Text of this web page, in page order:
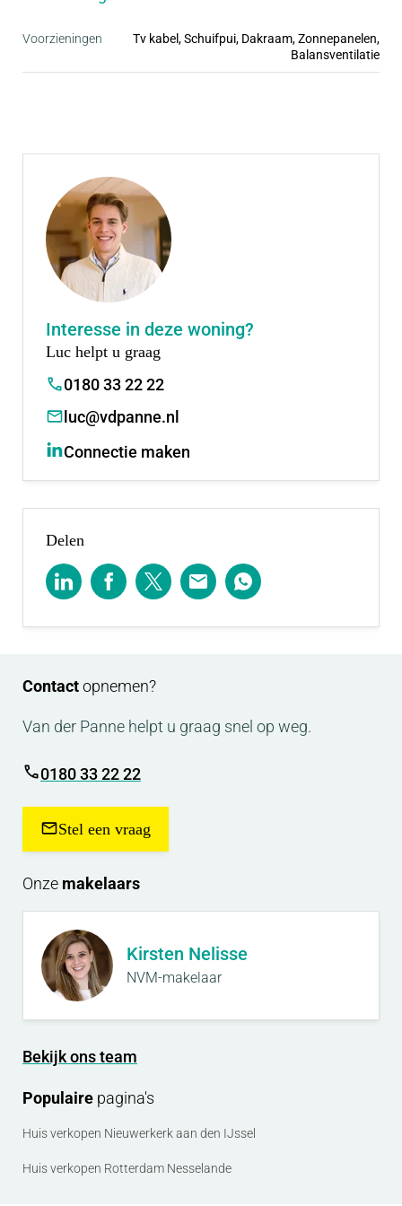
Voorzieningen
Tv kabel, Schuifpui, Dakraam, Zonnepanelen,
Balansventilatie
Interesse in deze woning?
Luc helpt u graag
0180 33 22 22
luc@vdpanne.nl
Connectie maken
Delen
Contactopnemen?
Van der Panne helpt u graag snel op weg.
0180 33 22 22
Stel een vraag
Onze makelaars
Kirsten Nelisse
NVM-makelaar
Bekijk ons team
Populaire pagina's
Huis verkopen Nieuwerkerk aan den IJssel
Huis verkopen Rotterdam Nesselande